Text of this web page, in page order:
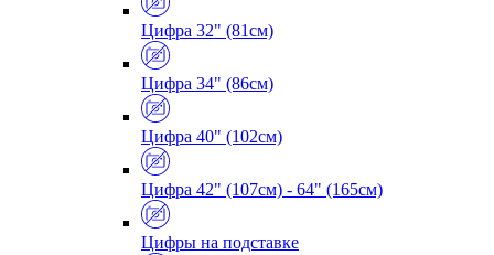
Цифра 32" (81см)
Цифра 34" (86см)
Цифра 40" (102см)
Цифра 42" (107см) - 64" (165см)
Цифры на подставке